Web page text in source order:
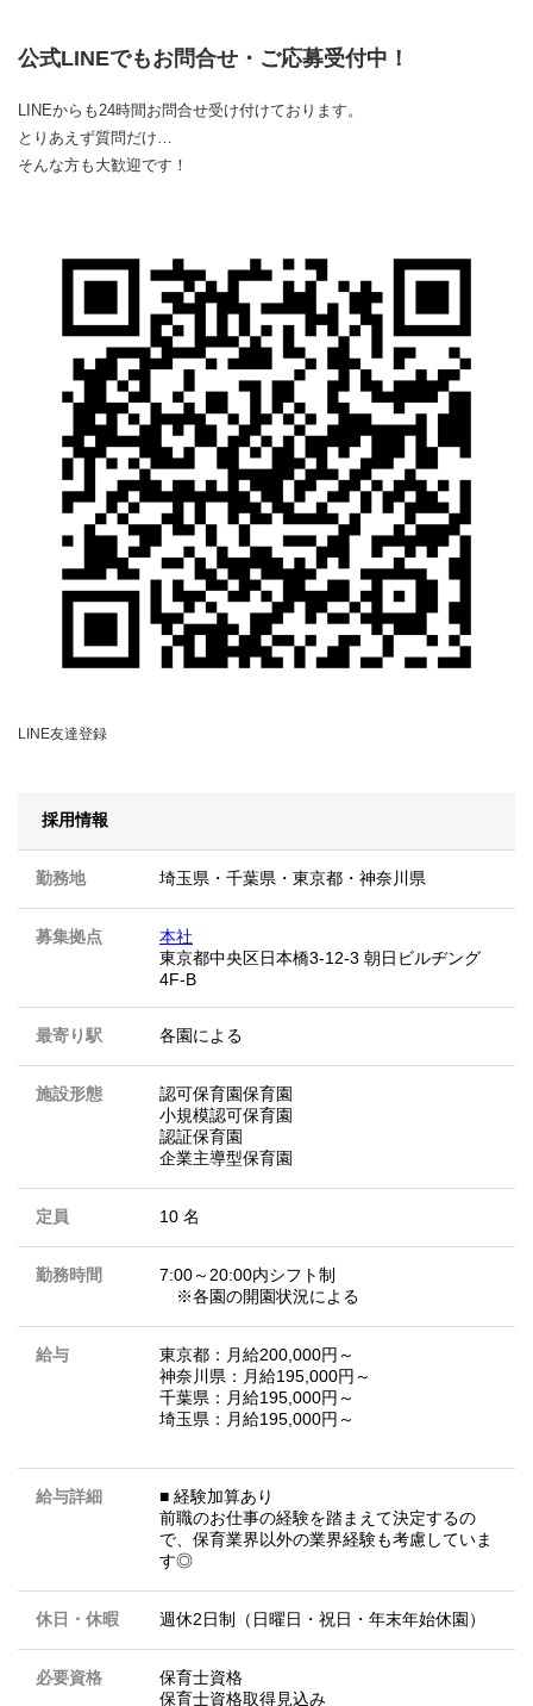
公式LINEでもお問合せ・ご応募受付中！
LINEからも24時間お問合せ受け付けております。
とりあえず質問だけ…
そんな方も大歓迎です！
LINE友達登録
採用情報
勤務地 埼玉県 ・ 千葉県 ・ 東京都 ・ 神奈川県
募集拠点
本社
東京都中央区日本橋3-12-3 朝日ビルヂング
4F-B
最寄り駅 各園による
施設形態
認可保育園保育園
小規模認可保育園
認証保育園
企業主導型保育園
定員 10 名
勤務時間
7:00～20:00内シフト制
※各園の開園状況による
給与
東京都：月給200,000円～
神奈川県：月給195,000円～
千葉県：月給195,000円～
埼玉県：月給195,000円～
給与詳細
■ 経験加算あり
前職のお仕事の経験を踏まえて決定するの
で、保育業界以外の業界経験も考慮していま
す◎
休日・休暇 週休2日制（日曜日・祝日・年末年始休園）
必要資格
保育士資格
保育士資格取得見込み